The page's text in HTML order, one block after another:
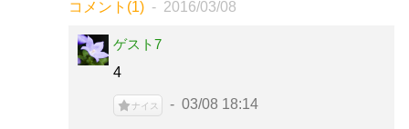
コメント(1) 2016/03/08
ゲスト7
4
ナイス 03/08 18:14